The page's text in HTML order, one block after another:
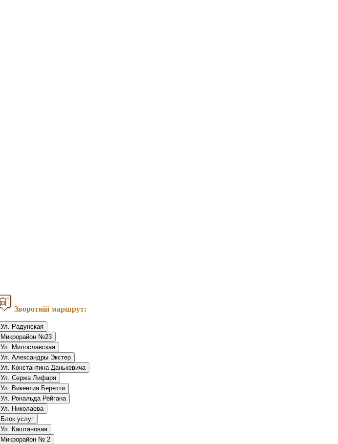
Зворотній маршрут:
Ул. Радунская
Микрорайон №23
Ул. Милославская
Ул. Александры Экстер
Ул. Константина Данькевича
Ул. Сержа Лифаря
Ул. Викентия Беретти
Ул. Рональда Рейгана
Ул. Николаева
Блок услуг
Ул. Каштановая
Микрорайон № 2